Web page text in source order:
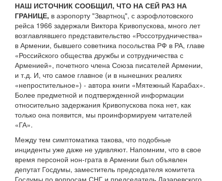
НАШ ИСТОЧНИК СООБЩИЛ, ЧТО НА СЕЙ РАЗ НА
ГРАНИЦЕ, в аэропорту "Звартноц", с аэрофлотовского
рейса 1966 задержали Виктора Кривопускова, много лет
возглавлявшего представительство «Россотрудничества»
в Армении, бывшего советника посольства РФ в РА, главе
«Российского общества дружбы и сотрудничества с
Арменией», почетного члена Союза писателей Армении,
и т.д. И, что самое главное (и в нынешних реалиях
«непростительное») - автора книги «Мятежный Карабах».
Более предметной и подтвержденной информации
относительно задержания Кривопускова пока нет, как
только она появится, мы проинформируем читателей
«ГА».
Между тем симптоматика такова, что подобные
инциденты уже даже не удивляют. Напомним, что в свое
время персоной нон-грата в Армении был объявлен
депутат Госдумы, заместитель председателя комитета